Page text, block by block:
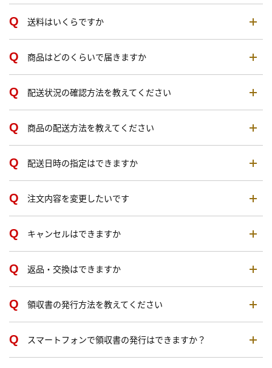
送料はいくらですか
商品はどのくらいで届きますか
配送状況の確認方法を教えてください
商品の配送方法を教えてください
配送日時の指定はできますか
注文内容を変更したいです
キャンセルはできますか
返品・交換はできますか
領収書の発行方法を教えてください
スマートフォンで領収書の発行はできますか？